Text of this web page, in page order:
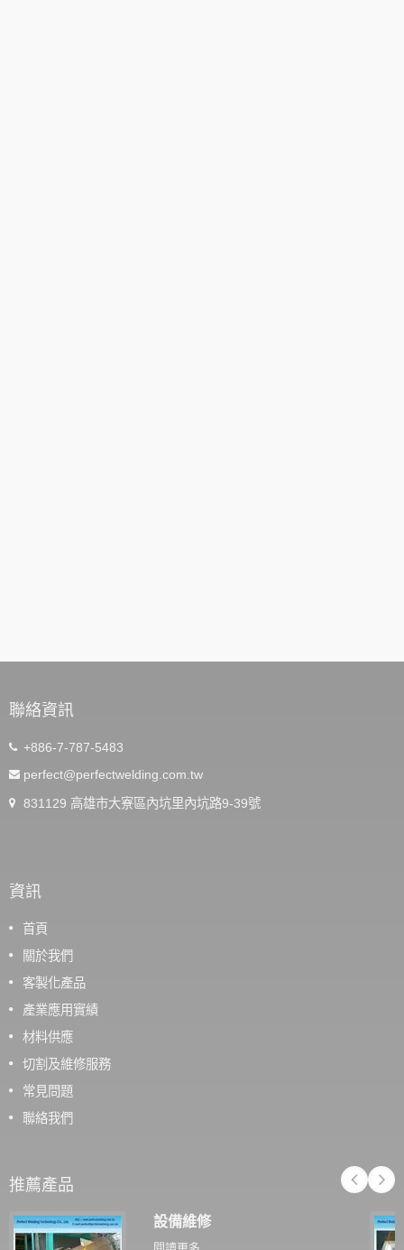
聯絡資訊
+886-7-787-5483
perfect@perfectwelding.com.tw
831129 高雄市大寮區內坑里內坑路9-39號
資訊
首頁
關於我們
客製化產品
產業應用實績
材料供應
切割及維修服務
常見問題
聯絡我們
推薦產品
設備維修